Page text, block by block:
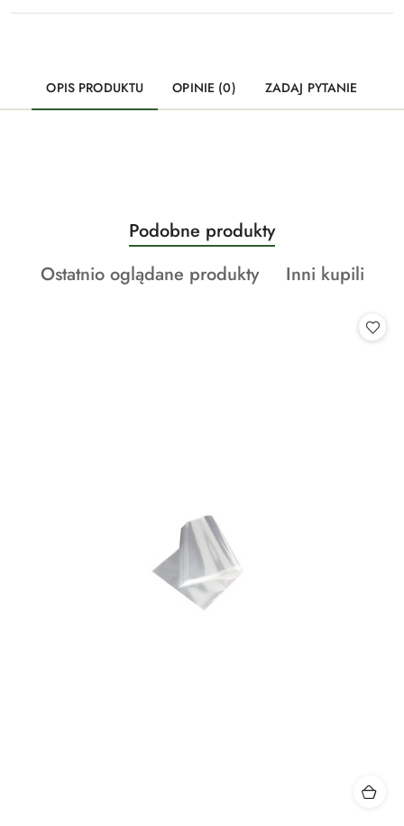
OPIS PRODUKTU OPINIE (0) ZADAJ PYTANIE
Pomiń karuzelę produktów
Produkty
o
statusie:
Podobne produkty
Produkty
Ostatnio oglądane produkty
Produkty
Inni kupili